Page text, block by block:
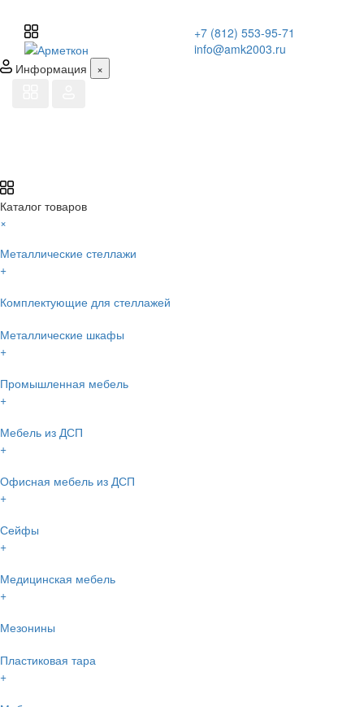
+7 (812) 553-95-71
info@amk2003.ru
Информация
×
Каталог товаров
×
Металлические стеллажи
+
Комплектующие для стеллажей
Металлические шкафы
+
Промышленная мебель
+
Мебель из ДСП
+
Офисная мебель из ДСП
+
Сейфы
+
Медицинская мебель
+
Мезонины
Пластиковая тара
+